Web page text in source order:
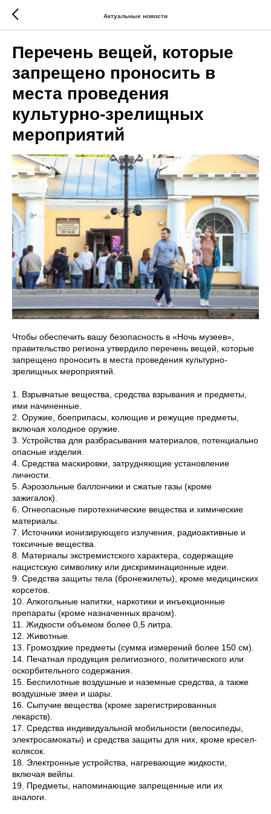
Актуальные новости
Перечень вещей, которые
запрещено проносить в
места проведения
культурно-зрелищных
мероприятий
Чтобы обеспечить вашу безопасность в «Ночь музеев»,
правительство региона утвердило перечень вещей, которые
запрещено проносить в места проведения культурно-
зрелищных мероприятий.
1. Взрывчатые вещества, средства взрывания и предметы,
ими начиненные.
2. Оружие, боеприпасы, колющие и режущие предметы,
включая холодное оружие.
3. Устройства для разбрасывания материалов, потенциально
опасные изделия.
4. Средства маскировки, затрудняющие установление
личности.
5. Аэрозольные баллончики и сжатые газы (кроме
зажигалок).
6. Огнеопасные пиротехнические вещества и химические
материалы.
7. Источники ионизирующего излучения, радиоактивные и
токсичные вещества.
8. Материалы экстремистского характера, содержащие
нацистскую символику или дискриминационные идеи.
9. Средства защиты тела (бронежилеты), кроме медицинских
корсетов.
10. Алкогольные напитки, наркотики и инъекционные
препараты (кроме назначенных врачом).
11. Жидкости объемом более 0,5 литра.
12. Животные.
13. Громоздкие предметы (сумма измерений более 150 см).
14. Печатная продукция религиозного, политического или
оскорбительного содержания.
15. Беспилотные воздушные и наземные средства, а также
воздушные змеи и шары.
16. Сыпучие вещества (кроме зарегистрированных
лекарств).
17. Средства индивидуальной мобильности (велосипеды,
электросамокаты) и средства защиты для них, кроме кресел-
колясок.
18. Электронные устройства, нагревающие жидкости,
включая вейпы.
19. Предметы, напоминающие запрещенные или их
аналоги.